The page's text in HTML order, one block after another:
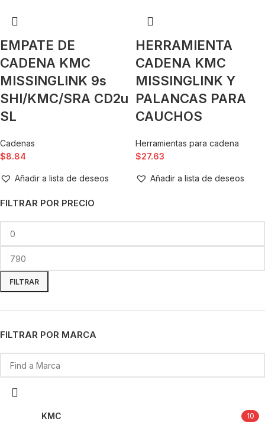
FILTRAR POR PRECIO
FILTRAR
FILTRAR POR MARCA
KMC 10
EMPATE DE
CADENA KMC
MISSINGLINK 9s
SHI/KMC/SRA CD2u
SL
Cadenas
$8.84
Añadir a lista de deseos
HERRAMIENTA
CADENA KMC
MISSINGLINK Y
PALANCAS PARA
CAUCHOS
Herramientas para cadena
$27.63
Añadir a lista de deseos